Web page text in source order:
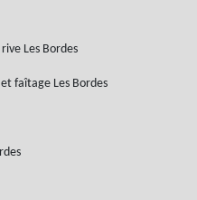
Les Bordes
faîtage Les Bordes